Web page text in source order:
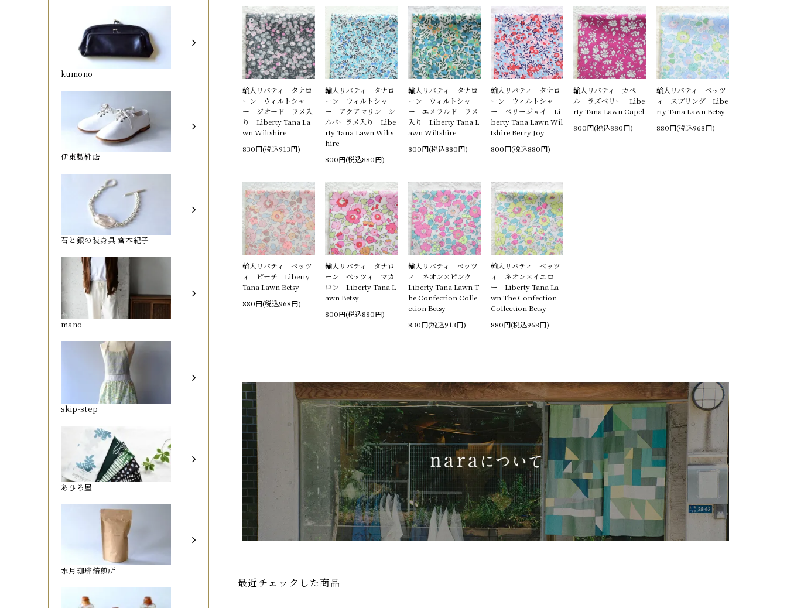
輸入リバティ タナロ
ーン ウィルトシャ
ー ジオード ラメ入
り Liberty Tana La
wn Wiltshire
830円(税込913円)
輸入リバティ タナロ
ーン ウィルトシャ
ー アクアマリン シ
ルバーラメ入り Libe
rty Tana Lawn Wilts
hire
800円(税込880円)
輸入リバティ タナロ
ーン ウィルトシャ
ー エメラルド ラメ
入り Liberty Tana L
awn Wiltshire
800円(税込880円)
輸入リバティ タナロ
ーン ウィルトシャ
ー ベリージョイ Li
berty Tana Lawn Wil
tshire Berry Joy
800円(税込880円)
輸入リバティ カペ
ル ラズベリー Libe
rty Tana Lawn Capel
800円(税込880円)
輸入リバティ ベッツ
ィ スプリング Libe
rty Tana Lawn Betsy
880円(税込968円)
輸入リバティ ベッツ
ィ ピーチ Liberty
Tana Lawn Betsy
880円(税込968円)
輸入リバティ タナロ
ーン ベッツィ マカ
ロン Liberty Tana L
awn Betsy
800円(税込880円)
輸入リバティ ベッツ
ィ ネオン×ピンク
Liberty Tana Lawn T
he Confection Colle
ction Betsy
830円(税込913円)
輸入リバティ ベッツ
ィ ネオン×イエロ
ー Liberty Tana La
wn The Confection
Collection Betsy
880円(税込968円)
最近チェックした商品
kumono
伊東製靴店
石と銀の装身具 宮本紀子
mano
skip-step
あひろ屋
水月珈琲焙煎所